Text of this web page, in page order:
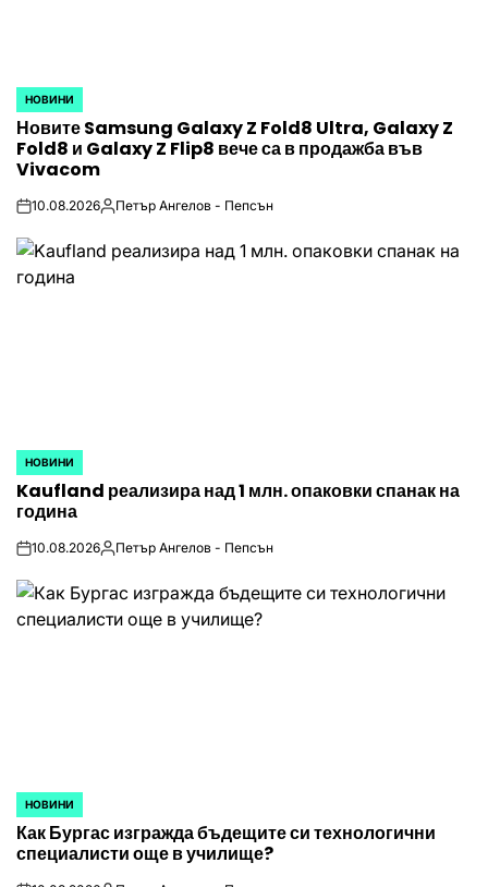
POSTED
IN
НОВИНИ
Новите Samsung Galaxy Z Fold8 Ultra, Galaxy Z
Fold8 и Galaxy Z Flip8 вече са в продажба във
Vivacom
on10.08.2026PostedПетър Ангелов - Пепсън
POSTED
IN
НОВИНИ
Kaufland реализира над 1 млн. опаковки спанак на
година
on10.08.2026PostedПетър Ангелов - Пепсън
POSTED
IN
НОВИНИ
Как Бургас изгражда бъдещите си технологични
специалисти още в училище?